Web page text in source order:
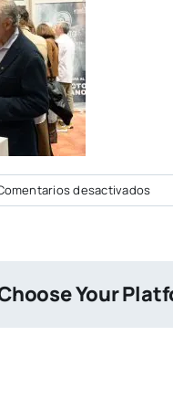
desactivadosen
Your